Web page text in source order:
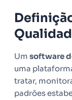
Um software
uma
tratar,
padrões